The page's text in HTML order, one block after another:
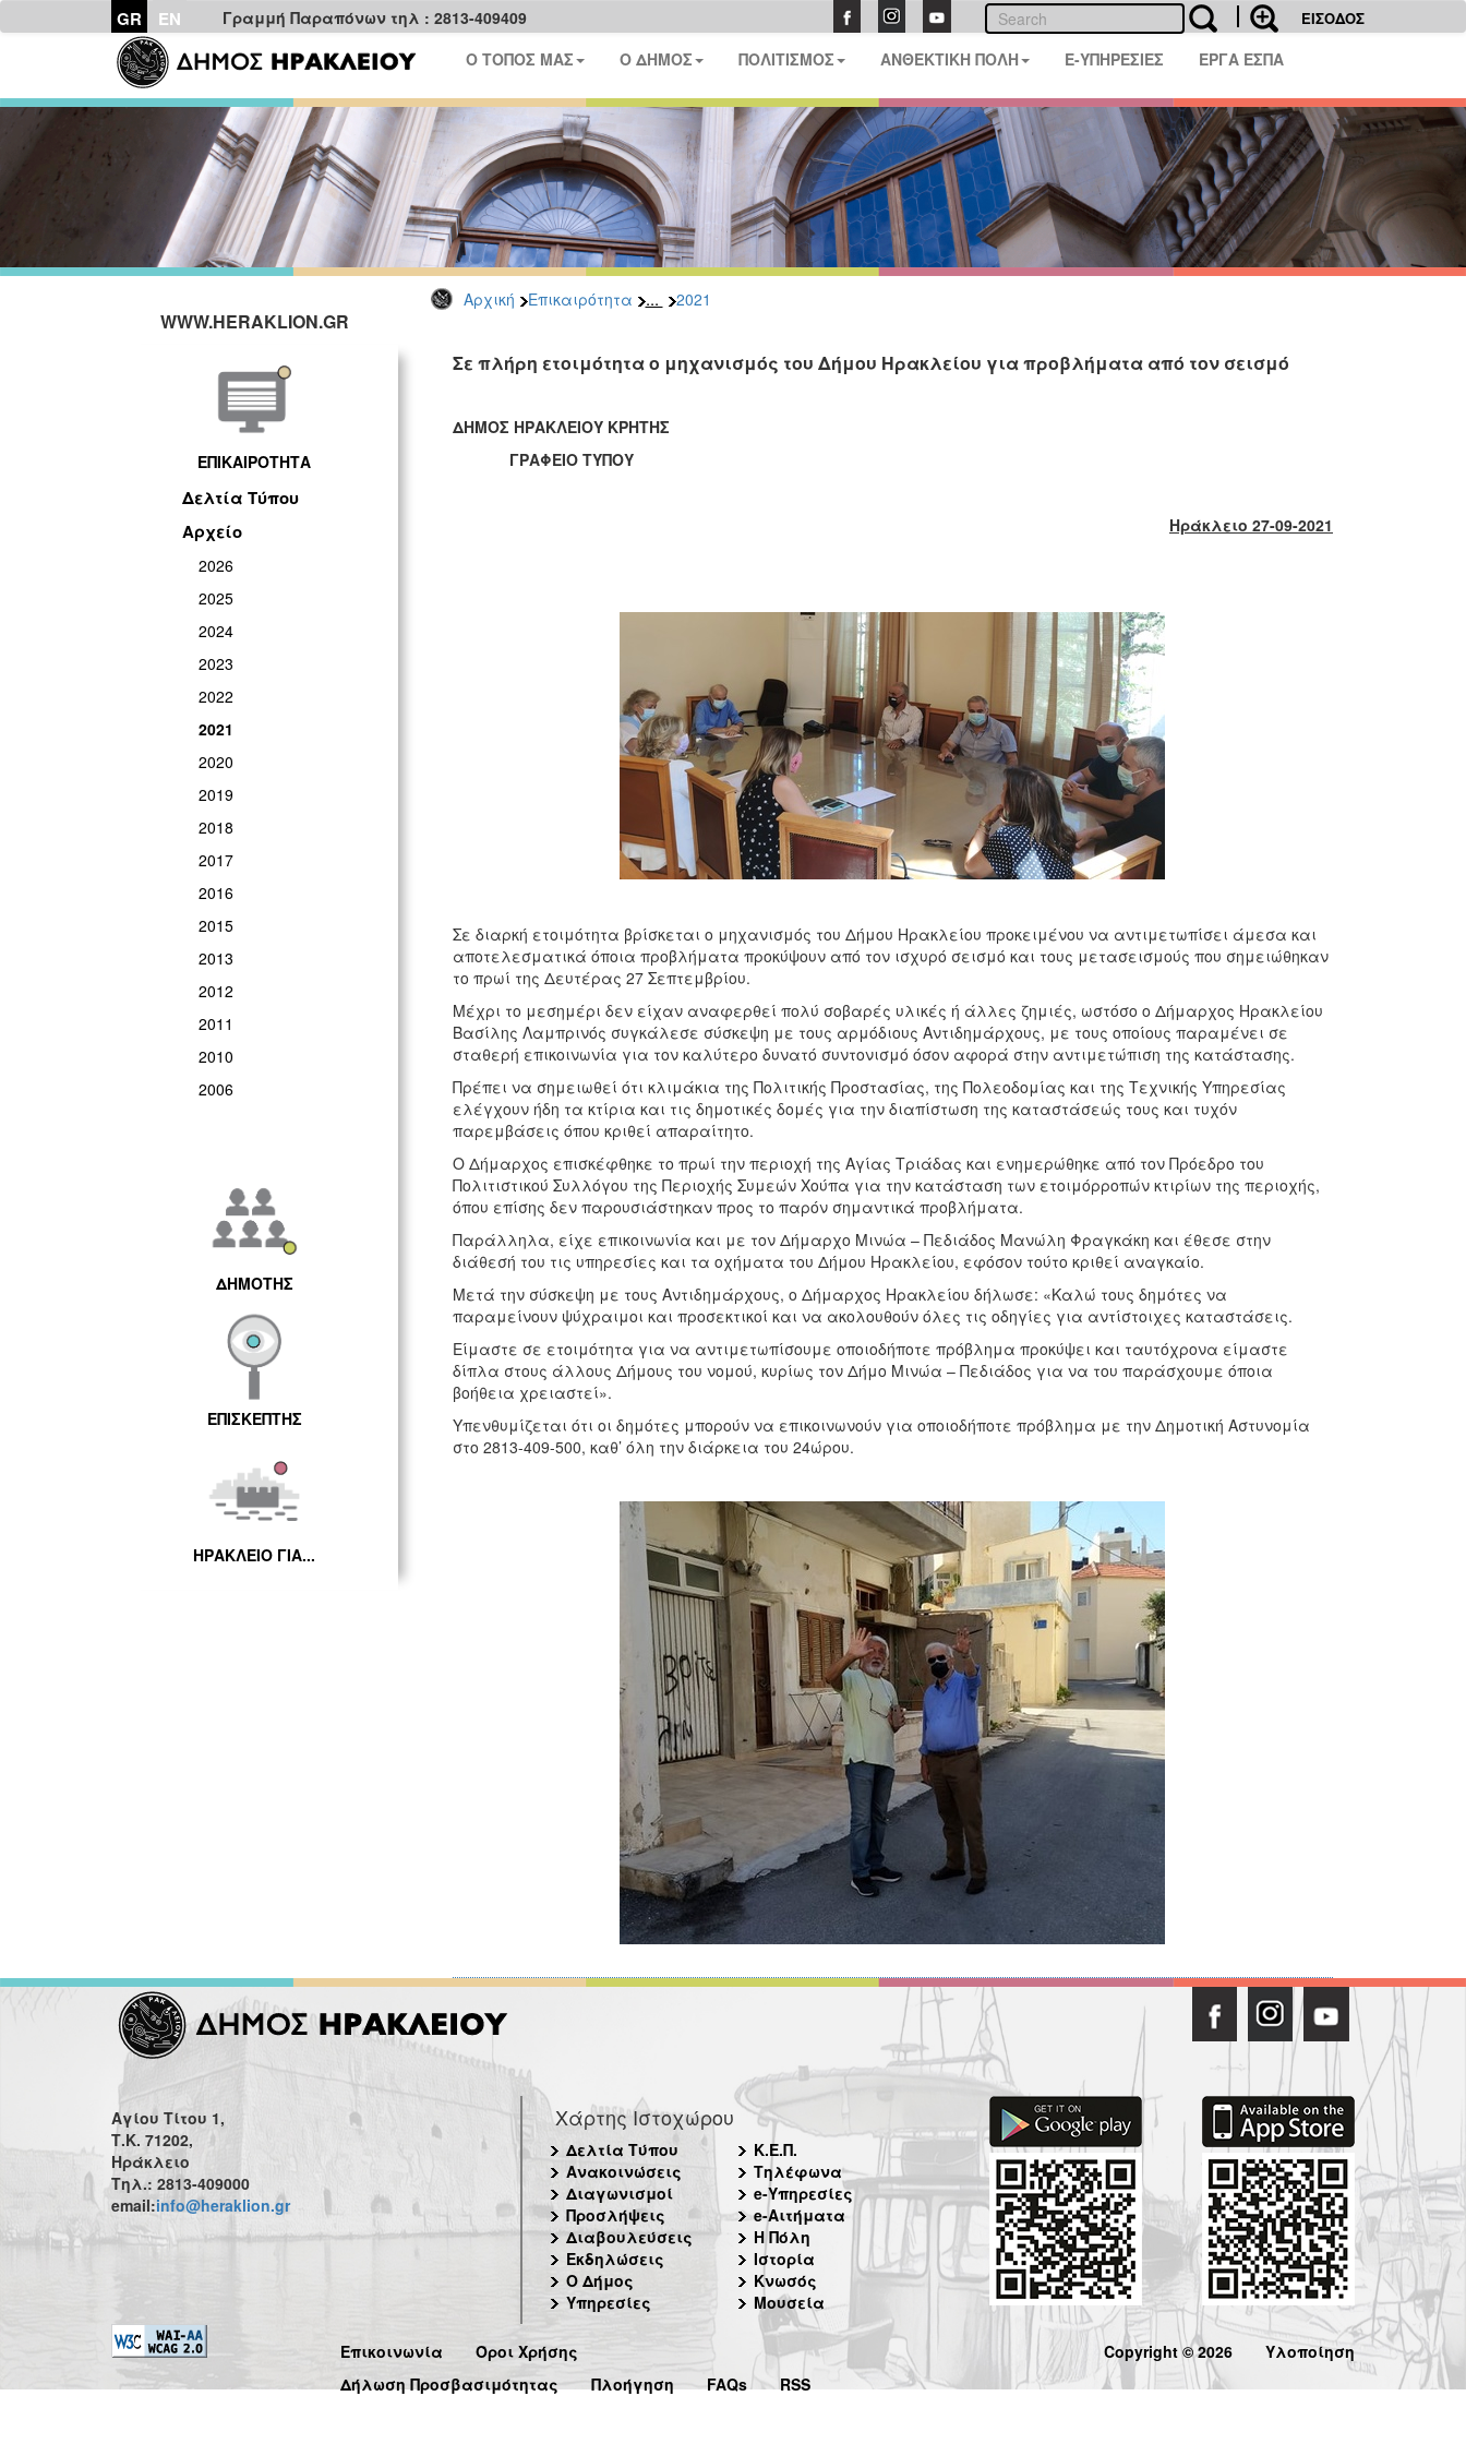
GR EN Γραμμή Παραπόνων τηλ : 2813-409409 ΕΙΣΟΔΟΣ
Ο ΤΟΠΟΣ ΜΑΣ Ο ΔΗΜΟΣ ΠΟΛΙΤΙΣΜΟΣ ΑΝΘΕΚΤΙΚΗ ΠΟΛΗ E-ΥΠΗΡΕΣΙΕΣ ΕΡΓΑ ΕΣΠΑ
Αρχική Επικαιρότητα ... 2021
WWW.HERAKLION.GR
ΕΠΙΚΑΙΡΟΤΗΤΑ
Δελτία Τύπου
Αρχείο
2026
2025
2024
2023
2022
2021
2020
2019
2018
2017
2016
2015
2013
2012
2011
2010
2006
ΔΗΜΟΤΗΣ
ΕΠΙΣΚΕΠΤΗΣ
ΗΡΑΚΛΕΙΟ ΓΙΑ...
Σε πλήρη ετοιμότητα ο μηχανισμός του Δήμου Ηρακλείου για προβλήματα από τον σεισμό
ΔΗΜΟΣ ΗΡΑΚΛΕΙΟΥ ΚΡΗΤΗΣ
ΓΡΑΦΕΙΟ ΤΥΠΟΥ
Ηράκλειο 27-09-2021
Σε διαρκή ετοιμότητα βρίσκεται ο μηχανισμός του Δήμου Ηρακλείου προκειμένου να αντιμετωπίσει άμεσα και
αποτελεσματικά όποια προβλήματα προκύψουν από τον ισχυρό σεισμό και τους μετασεισμούς που σημειώθηκαν
το πρωί της Δευτέρας 27 Σεπτεμβρίου.
Μέχρι το μεσημέρι δεν είχαν αναφερθεί πολύ σοβαρές υλικές ή άλλες ζημιές, ωστόσο ο Δήμαρχος Ηρακλείου
Βασίλης Λαμπρινός συγκάλεσε σύσκεψη με τους αρμόδιους Αντιδημάρχους, με τους οποίους παραμένει σε
σταθερή επικοινωνία για τον καλύτερο δυνατό συντονισμό όσον αφορά στην αντιμετώπιση της κατάστασης.
Πρέπει να σημειωθεί ότι κλιμάκια της Πολιτικής Προστασίας, της Πολεοδομίας και της Τεχνικής Υπηρεσίας
ελέγχουν ήδη τα κτίρια και τις δημοτικές δομές για την διαπίστωση της καταστάσεώς τους και τυχόν
παρεμβάσεις όπου κριθεί απαραίτητο.
Ο Δήμαρχος επισκέφθηκε το πρωί την περιοχή της Αγίας Τριάδας και ενημερώθηκε από τον Πρόεδρο του
Πολιτιστικού Συλλόγου της Περιοχής Συμεών Χούπα για την κατάσταση των ετοιμόρροπών κτιρίων της περιοχής,
όπου επίσης δεν παρουσιάστηκαν προς το παρόν σημαντικά προβλήματα.
Παράλληλα, είχε επικοινωνία και με τον Δήμαρχο Μινώα – Πεδιάδος Μανώλη Φραγκάκη και έθεσε στην
διάθεσή του τις υπηρεσίες και τα οχήματα του Δήμου Ηρακλείου, εφόσον τούτο κριθεί αναγκαίο.
Μετά την σύσκεψη με τους Αντιδημάρχους, ο Δήμαρχος Ηρακλείου δήλωσε: «Καλώ τους δημότες να
παραμείνουν ψύχραιμοι και προσεκτικοί και να ακολουθούν όλες τις οδηγίες για αντίστοιχες καταστάσεις.
Είμαστε σε ετοιμότητα για να αντιμετωπίσουμε οποιοδήποτε πρόβλημα προκύψει και ταυτόχρονα είμαστε
δίπλα στους άλλους Δήμους του νομού, κυρίως τον Δήμο Μινώα – Πεδιάδος για να του παράσχουμε όποια
βοήθεια χρειαστεί».
Υπενθυμίζεται ότι οι δημότες μπορούν να επικοινωνούν για οποιοδήποτε πρόβλημα με την Δημοτική Αστυνομία
στο 2813-409-500, καθ’ όλη την διάρκεια του 24ώρου.
Αγίου Τίτου 1,
Τ.Κ. 71202,
Ηράκλειο
Τηλ.: 2813-409000
email:info@heraklion.gr
Χάρτης Ιστοχώρου
Δελτία Τύπου
Ανακοινώσεις
Διαγωνισμοί
Προσλήψεις
Διαβουλεύσεις
Εκδηλώσεις
Ο Δήμος
Υπηρεσίες
Κ.Ε.Π.
Τηλέφωνα
e-Υπηρεσίες
e-Αιτήματα
Η Πόλη
Ιστορία
Κνωσός
Μουσεία
Επικοινωνία
Όροι Χρήσης
Δήλωση Προσβασιμότητας
Πλοήγηση FAQs RSS
Copyright © 2026 Υλοποίηση